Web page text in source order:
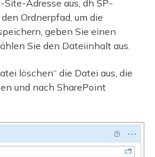
Adresse aus, dh SP-
Ordnerpfad, um die
geben Sie einen
Sie den Dateiinhalt aus.
löschen“ die Datei aus, die
und nach SharePoint